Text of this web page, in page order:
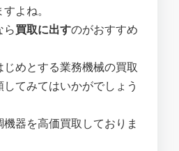
よね。
ら買取に出すのがおすすめ
めとする業務機械の買取
てみてはいかがでしょう
器を高価買取しておりま